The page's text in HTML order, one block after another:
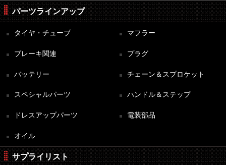
パーツラインアップ
タイヤ・チューブ マフラー
ブレーキ関連 プラグ
バッテリー チェーン＆スプロケット
スペシャルパーツ ハンドル＆ステップ
ドレスアップパーツ 電装部品
オイル
サプライリスト